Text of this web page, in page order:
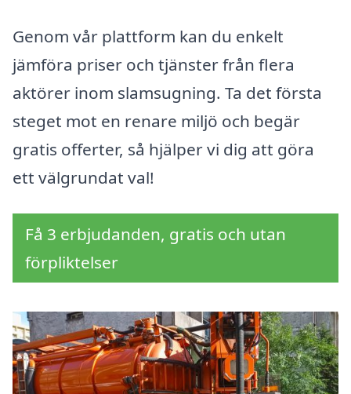
Genom vår plattform kan du enkelt
jämföra priser och tjänster från flera
aktörer inom slamsugning. Ta det första
steget mot en renare miljö och begär
gratis offerter, så hjälper vi dig att göra
ett välgrundat val!
Få 3 erbjudanden, gratis och utan
förpliktelser